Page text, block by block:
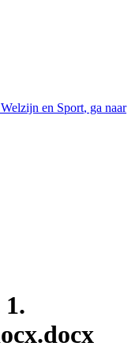
en Sport, ga naar
1.